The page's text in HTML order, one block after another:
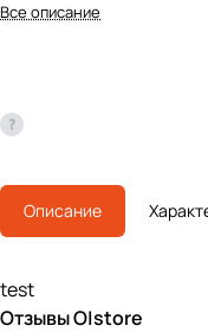
Все описание
Описание
test
Отзывы O|store